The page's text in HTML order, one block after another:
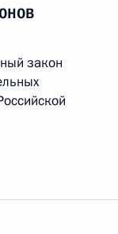
закон